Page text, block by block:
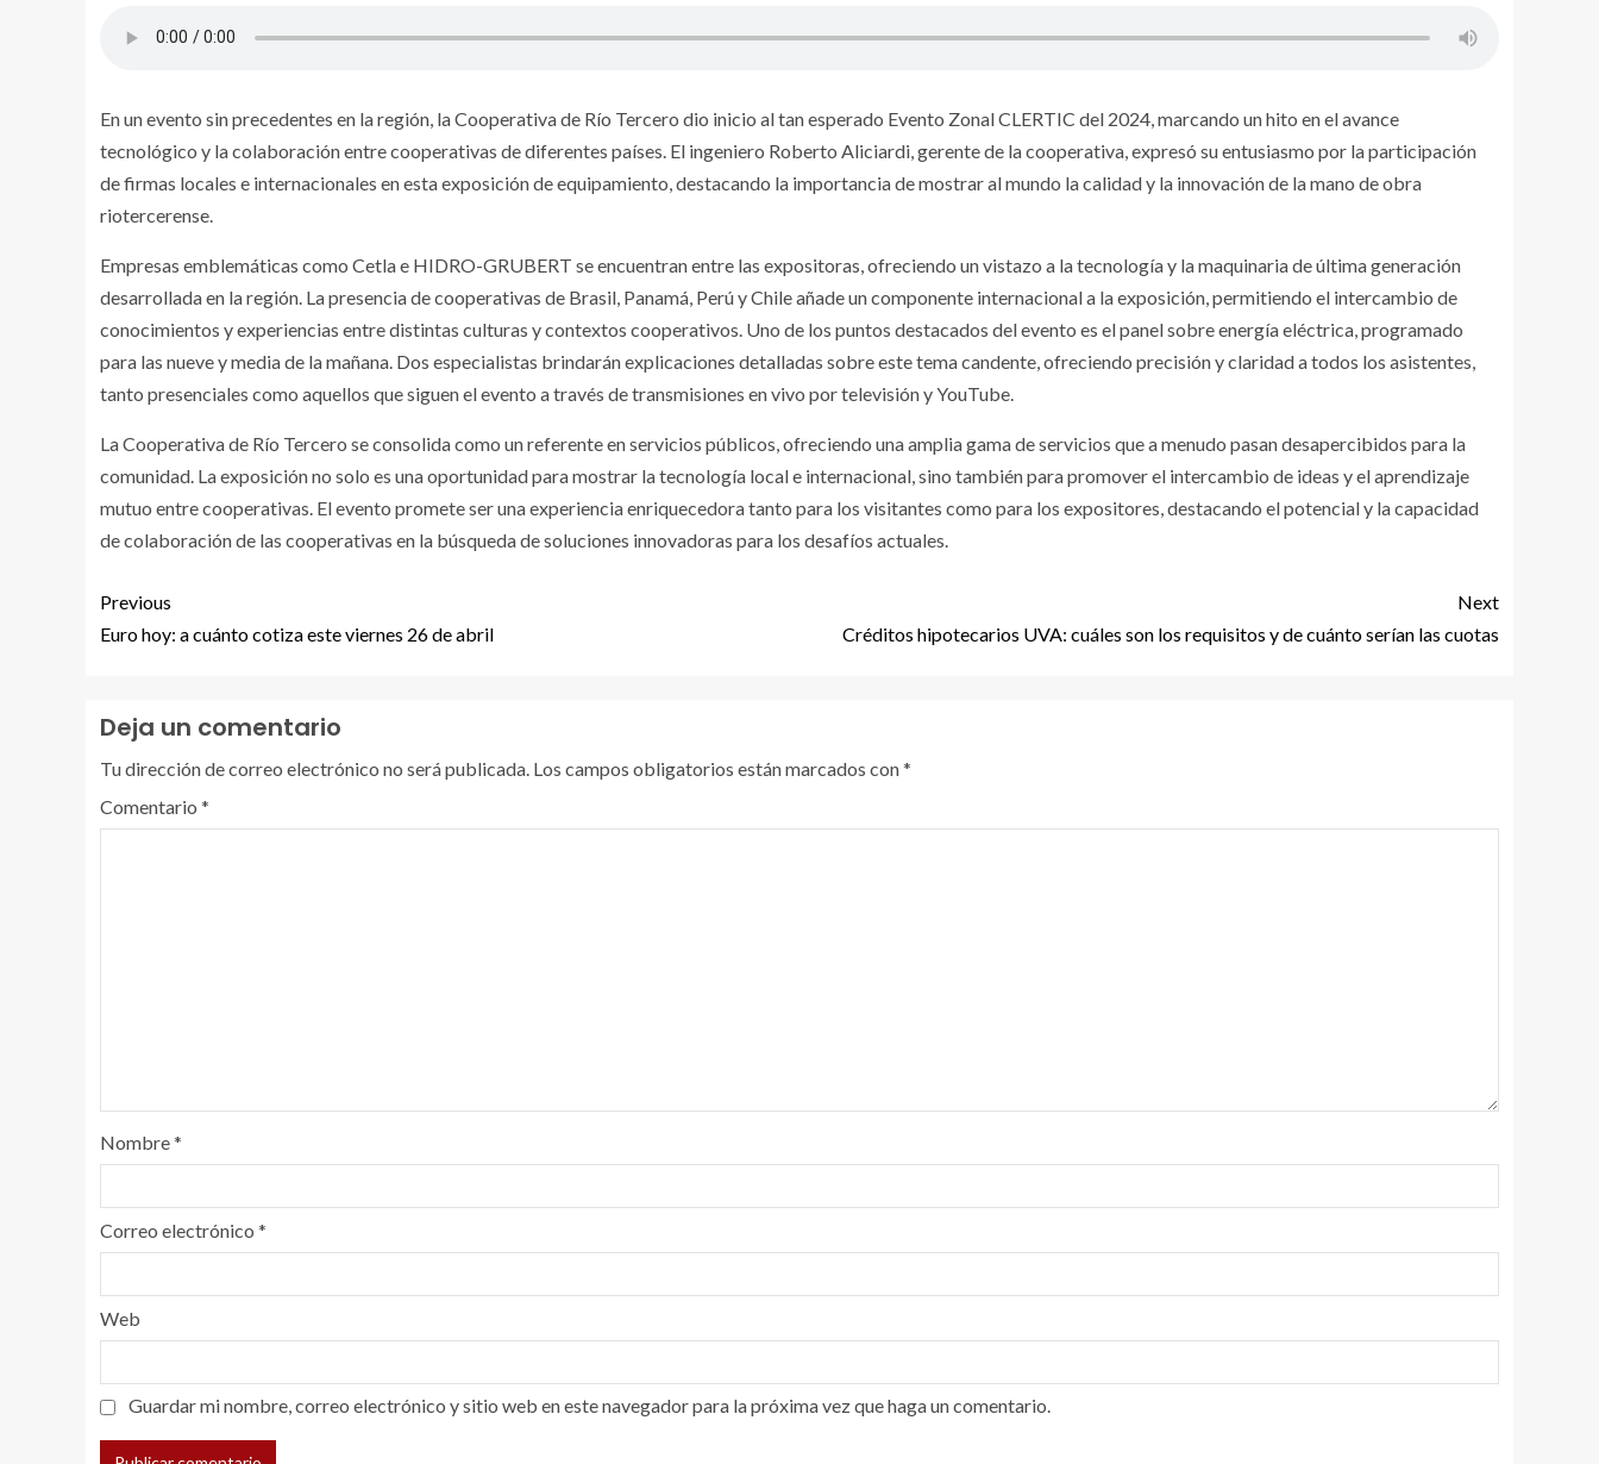
En un evento sin precedentes en la región, la Cooperativa de Río Tercero dio inicio al tan esperado Evento Zonal CLERTIC del 2024, marcando un hito en el avance
tecnológico y la colaboración entre cooperativas de diferentes países. El ingeniero Roberto Aliciardi, gerente de la cooperativa, expresó su entusiasmo por la participación
de firmas locales e internacionales en esta exposición de equipamiento, destacando la importancia de mostrar al mundo la calidad y la innovación de la mano de obra
riotercerense.
Empresas emblemáticas como Cetla e HIDRO-GRUBERT se encuentran entre las expositoras, ofreciendo un vistazo a la tecnología y la maquinaria de última generación
desarrollada en la región. La presencia de cooperativas de Brasil, Panamá, Perú y Chile añade un componente internacional a la exposición, permitiendo el intercambio de
conocimientos y experiencias entre distintas culturas y contextos cooperativos. Uno de los puntos destacados del evento es el panel sobre energía eléctrica, programado
para las nueve y media de la mañana. Dos especialistas brindarán explicaciones detalladas sobre este tema candente, ofreciendo precisión y claridad a todos los asistentes,
tanto presenciales como aquellos que siguen el evento a través de transmisiones en vivo por televisión y YouTube.
La Cooperativa de Río Tercero se consolida como un referente en servicios públicos, ofreciendo una amplia gama de servicios que a menudo pasan desapercibidos para la
comunidad. La exposición no solo es una oportunidad para mostrar la tecnología local e internacional, sino también para promover el intercambio de ideas y el aprendizaje
mutuo entre cooperativas. El evento promete ser una experiencia enriquecedora tanto para los visitantes como para los expositores, destacando el potencial y la capacidad
de colaboración de las cooperativas en la búsqueda de soluciones innovadoras para los desafíos actuales.
Previous
Euro hoy: a cuánto cotiza este viernes 26 de abril
Next
Créditos hipotecarios UVA: cuáles son los requisitos y de cuánto serían las cuotas
Deja un comentario
Tu dirección de correo electrónico no será publicada. Los campos obligatorios están marcados con*
Comentario *
Nombre*
Correo electrónico *
Web
Guardar mi nombre, correo electrónico y sitio web en este navegador para la próxima vez que haga un comentario.